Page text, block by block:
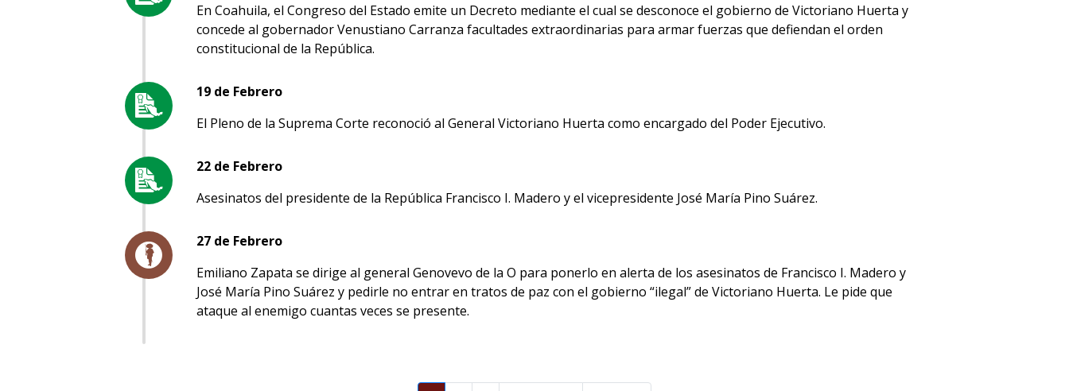
En Coahuila, el Congreso del Estado emite un Decreto mediante el cual se desconoce el gobierno de Victoriano Huerta y
concede al gobernador Venustiano Carranza facultades extraordinarias para armar fuerzas que defiendan el orden
constitucional de la República.
19 de Febrero
El Pleno de la Suprema Corte reconoció al General Victoriano Huerta como encargado del Poder Ejecutivo.
22 de Febrero
Asesinatos del presidente de la República Francisco I. Madero y el vicepresidente José María Pino Suárez.
27 de Febrero
Emiliano Zapata se dirige al general Genovevo de la O para ponerlo en alerta de los asesinatos de Francisco I. Madero y
José María Pino Suárez y pedirle no entrar en tratos de paz con el gobierno “ilegal” de Victoriano Huerta. Le pide que
ataque al enemigo cuantas veces se presente.